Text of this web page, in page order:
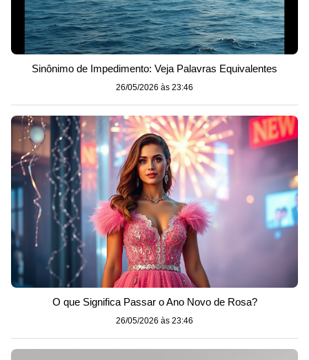
Sinônimo de Impedimento: Veja Palavras Equivalentes
26/05/2026 às 23:46
O que Significa Passar o Ano Novo de Rosa?
26/05/2026 às 23:46